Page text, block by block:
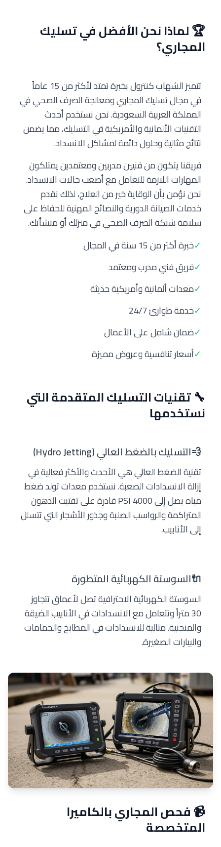
🏆 لماذا نحن الأفضل في تسليك
المجاري؟
تتميز الشهاب كنترول بخبرة تمتد لأكثر من 15 عاماً
في مجال تسليك المجاري ومعالجة الصرف الصحي في
المملكة العربية السعودية. نحن نستخدم أحدث
التقنيات الألمانية والأمريكية في التسليك، مما يضمن
نتائج مثالية وحلول دائمة لمشاكل الانسداد.
فريقنا يتكون من فنيين مدربين ومعتمدين يمتلكون
المهارات اللازمة للتعامل مع أصعب حالات الانسداد.
نحن نؤمن بأن الوقاية خير من العلاج، لذلك نقدم
خدمات الصيانة الدورية والنصائح المهنية للحفاظ على
سلامة شبكة الصرف الصحي في منزلك أو منشأتك.
✓خبرة أكثر من 15 سنة في المجال
✓فريق فني مدرب ومعتمد
✓معدات ألمانية وأمريكية حديثة
✓خدمة طوارئ 24/7
✓ضمان شامل على الأعمال
✓أسعار تنافسية وعروض مميزة
🔧 تقنيات التسليك المتقدمة التي
نستخدمها
💨التسليك بالضغط العالي (Hydro Jetting)
تقنية الضغط العالي هي الأحدث والأكثر فعالية في
إزالة الانسدادات الصعبة. نستخدم معدات تولد ضغط
مياه يصل إلى 4000 PSI قادرة على تفتيت الدهون
المتراكمة والرواسب الصلبة وجذور الأشجار التي تتسلل
إلى الأنابيب.
🔌السوستة الكهربائية المتطورة
السوستة الكهربائية الاحترافية تصل لأعماق تتجاوز
30 متراً وتتعامل مع الانسدادات في الأنابيب الضيقة
والمنحنية. مثالية للانسدادات في المطابخ والحمامات
والبيارات الصغيرة.
📹 فحص المجاري بالكاميرا
المتخصصة